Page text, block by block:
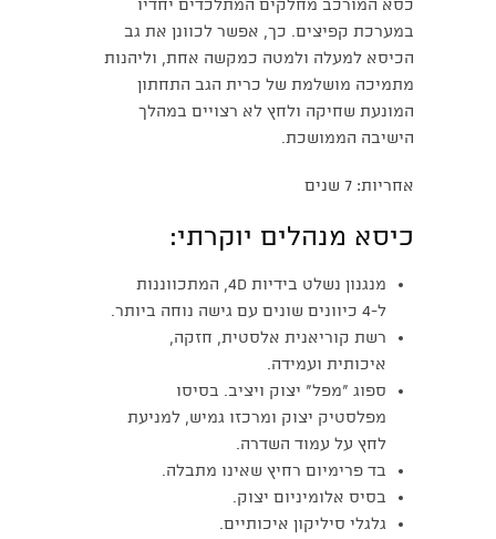
כסא המורכב מחלקים המתלכדים יחדיו
במערכת קפיצים. כך, אפשר לכוונן את גב
הכיסא למעלה ולמטה כמקשה אחת, וליהנות
מתמיכה מושלמת של כרית הגב התחתון
המונעת שחיקה ולחץ לא רצויים במהלך
הישיבה הממושכת.
אחריות: 7 שנים
כיסא מנהלים יוקרתי:
מנגנון נשלט בידיות 4D, המתכווננות
ל-4 כיוונים שונים עם גישה נוחה ביותר.
רשת קוריאנית אלסטית, חזקה,
איכותית ועמידה.
ספוג ״מפל״ יצוק ויציב. בסיסו
מפלסטיק יצוק ומרכזו גמיש, למניעת
לחץ על עמוד השדרה.
בד פרימיום רחיץ שאינו מתבלה.
בסיס אלומיניום יצוק.
גלגלי סיליקון איכותיים.